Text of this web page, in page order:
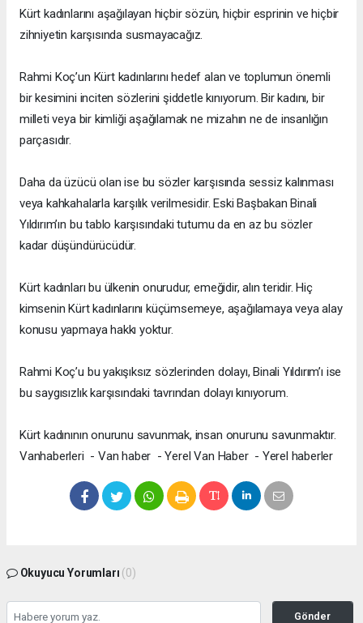
Kürt kadınlarını aşağılayan hiçbir sözün, hiçbir esprinin ve hiçbir
zihniyetin karşısında susmayacağız.
Rahmi Koç’un Kürt kadınlarını hedef alan ve toplumun önemli
bir kesimini inciten sözlerini şiddetle kınıyorum. Bir kadını, bir
milleti veya bir kimliği aşağılamak ne mizahın ne de insanlığın
parçasıdır.
Daha da üzücü olan ise bu sözler karşısında sessiz kalınması
veya kahkahalarla karşılık verilmesidir. Eski Başbakan Binali
Yıldırım’ın bu tablo karşısındaki tutumu da en az bu sözler
kadar düşündürücüdür.
Kürt kadınları bu ülkenin onurudur, emeğidir, alın teridir. Hiç
kimsenin Kürt kadınlarını küçümsemeye, aşağılamaya veya alay
konusu yapmaya hakkı yoktur.
Rahmi Koç’u bu yakışıksız sözlerinden dolayı, Binali Yıldırım’ı ise
bu saygısızlık karşısındaki tavrından dolayı kınıyorum.
Kürt kadınının onurunu savunmak, insan onurunu savunmaktır.
Vanhaberleri - Van haber - Yerel Van Haber - Yerel haberler
Okuyucu Yorumları (0)
Gönder